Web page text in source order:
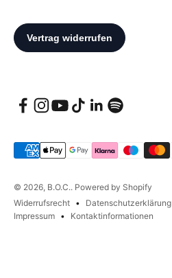
© 2026, B.O.C.. Powered by Shopify
Widerrufsrecht
Datenschutzerklärung
Impressum
Kontaktinformationen